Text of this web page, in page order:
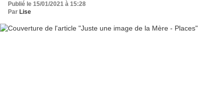
Publié le 15/01/2021 à 15:28
Par Lise